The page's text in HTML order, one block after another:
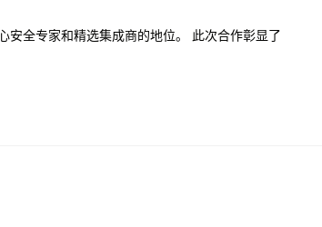
全专家和精选集成商的地位。 此次合作彰显了